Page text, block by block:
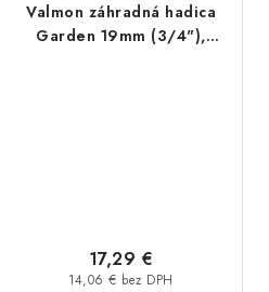
Valmon záhradná hadica
Garden 19mm (3/4"),
14,06 € bez DPH
17,29 €